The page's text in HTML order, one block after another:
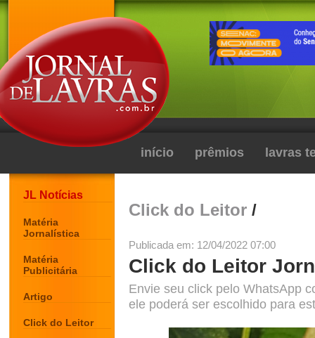
início prêmios lavras
JL Notícias
Matéria
Jornalística
Matéria
Publicitária
Artigo
Click do Leitor
Click do Leitor /
Publicada em: 12/04/2022 07:00
Click do Leitor
Envie seu click pelo WhatsApp
ele poderá ser escolhido para